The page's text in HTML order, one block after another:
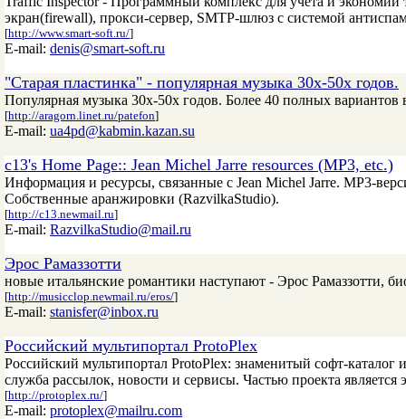
экран(firewall), прокси-сервер, SMTP-шлюз с системой
[http://www.smart-soft.ru/]
E-mail: denis@smart-soft.ru
"Старая пластинка" - популярная музыка 30х-50х годов.
Популярная музыка 30х-50х годов. Более 40 полных
[http://aragorn.linet.ru/patefon]
E-mail: ua4pd@kabmin.kazan.su
c13's Home Page:: Jean Michel Jarre resources (MP3, etc.)
Информация и ресурсы, связанные с Jean Michel Jarre. MP3-
Собственные аранжировки (RazvilkaStudio).
[http://c13.newmail.ru]
E-mail: RazvilkaStudio@mail.ru
Эрос Рамаззотти
новые итальянские романтики наступают - Эрос Рамаззотти,
[http://musicclop.newmail.ru/eros/]
E-mail: stanisfer@inbox.ru
Российский мультипортал ProtoPlex
Российский мультипортал ProtoPlex: знаменитый софт-каталог
служба рассылок, новости и сервисы. Частью проекта
[http://protoplex.ru/]
E-mail: protoplex@mailru.com